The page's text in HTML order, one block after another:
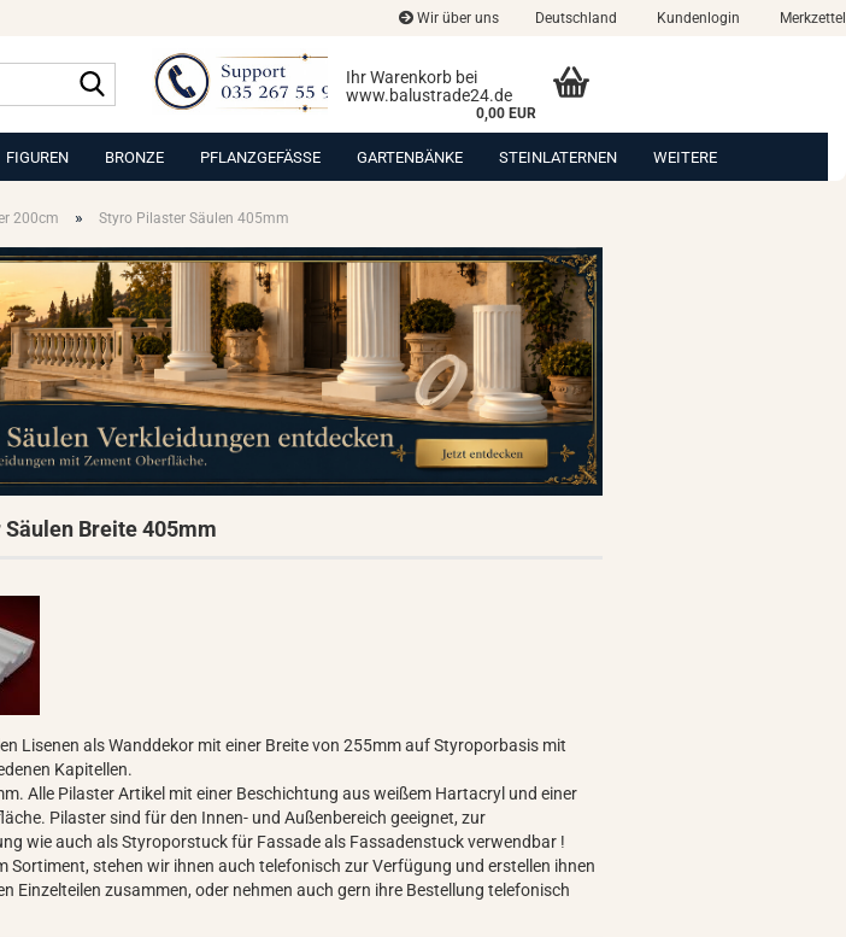
Wir über uns Deutschland Kundenlogin Merkzettel
Suche...
Ihr Warenkorb bei
www.balustrade24.de
0,00 EUR
FIGUREN BRONZE PFLANZGEFÄSSE GARTENBÄNKE STEINLATERNEN WEITERE
200cm » Styro Pilaster Säulen 405mm
Breite 405mm
Lisenen als Wanddekor mit einer Breite von 255mm auf Styroporbasis mit
Kapitellen.
Alle Pilaster Artikel mit einer Beschichtung aus weißem Hartacryl und einer
Pilaster sind für den Innen- und Außenbereich geeignet, zur
wie auch als Styroporstuck für Fassade als Fassadenstuck verwendbar !
Sortiment, stehen wir ihnen auch telefonisch zur Verfügung und erstellen ihnen
Einzelteilen zusammen, oder nehmen auch gern ihre Bestellung telefonisch